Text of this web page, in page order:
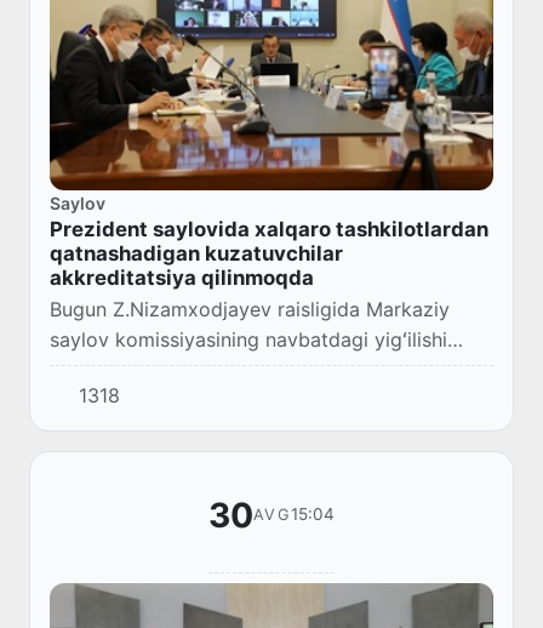
Saylov
Prezident saylovida xalqaro tashkilotlardan
qatnashadigan kuzatuvchilar
akkreditatsiya qilinmoqda
Bugun Z.Nizamxodjayev raisligida Markaziy
saylov komissiyasining navbatdagi yigʻilishi
boʻlib oʻtdi.
1318
30AVG15:04